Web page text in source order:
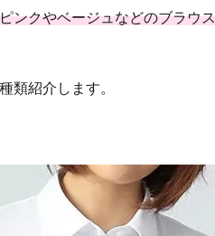
ンクやベージュなどのブラウ
類紹介します。